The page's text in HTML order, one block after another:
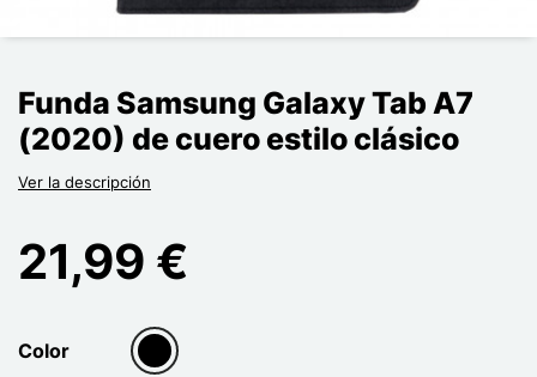
Funda Samsung Galaxy Tab A7
(2020) de cuero estilo clásico
Ver la descripción
21,99 €
Color
group[3]